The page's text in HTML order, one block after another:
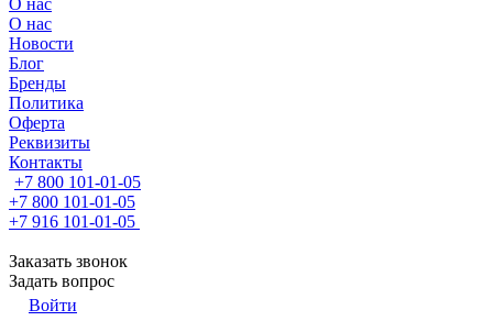
О нас
О нас
Новости
Блог
Бренды
Политика
Оферта
Реквизиты
Контакты
+7 800 101-01-05
+7 800 101-01-05
+7 916 101-01-05
Заказать звонок
Задать вопрос
Войти